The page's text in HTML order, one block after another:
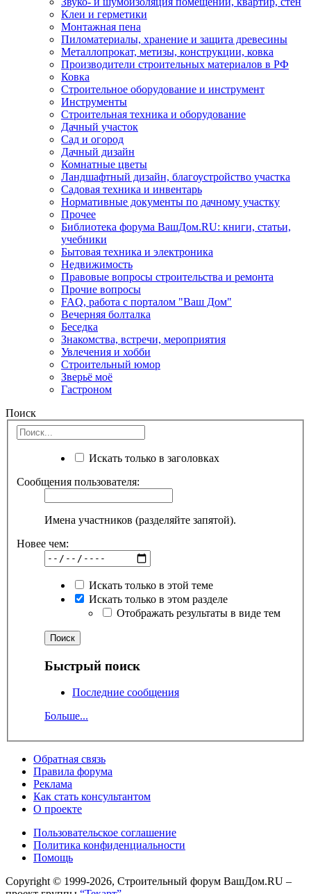
Клеи и герметики
Монтажная пена
Пиломатериалы, хранение и защита древесины
Металлопрокат, метизы, конструкции, ковка
Производители строительных материалов в РФ
Ковка
Строительное оборудование и инструмент
Инструменты
Строительная техника и оборудование
Дачный участок
Сад и огород
Дачный дизайн
Комнатные цветы
Ландшафтный дизайн, благоустройство участка
Садовая техника и инвентарь
Нормативные документы по дачному участку
Прочее
Библиотека форума ВашДом.RU: книги, статьи,
учебники
Бытовая техника и электроника
Недвижимость
Правовые вопросы строительства и ремонта
Прочие вопросы
FAQ, работа с порталом "Ваш Дом"
Вечерняя болталка
Беседка
Знакомства, встречи, мероприятия
Увлечения и хобби
Строительный юмор
Зверьё моё
Гастроном
Поиск
Искать только в заголовках
Сообщения пользователя:
Имена участников (разделяйте запятой).
Новее чем:
Искать только в этой теме
Искать только в этом разделе
Отображать результаты в виде тем
Быстрый поиск
Последние сообщения
Больше...
Обратная связь
Правила форума
Реклама
Как стать консультантом
О проекте
Пользовательское соглашение
Политика конфиденциальности
Помощь
Copyright © 1999-2026, Строительный форум ВашДом.RU –